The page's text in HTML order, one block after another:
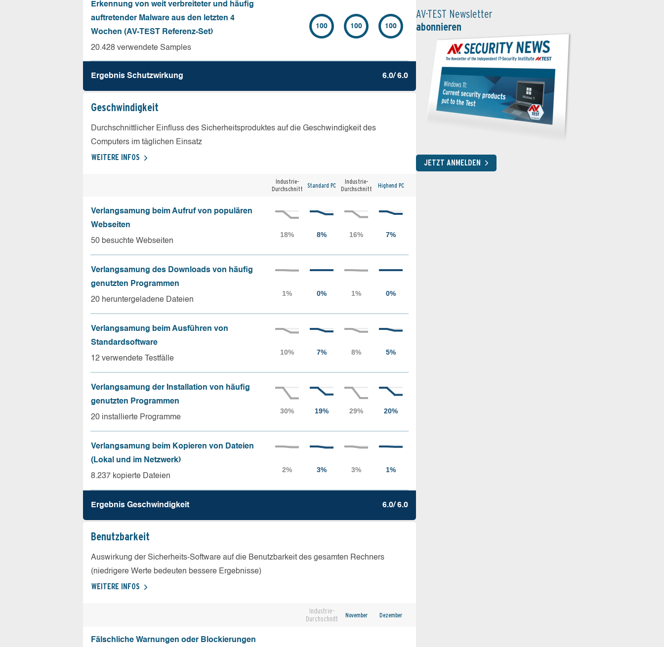
Erkennung von weit verbreiteter und häufig
auftretender Malware aus den letzten 4
Wochen (AV-TEST Referenz-Set)
20.428 verwendete Samples
100 100 100
Ergebnis Schutz­wirkung 6.0/ 6.0
Geschw­indigkeit
Durchschnittlicher Einfluss des Sicherheitsproduktes auf die Geschwindigkeit des
Computers im täglichen Einsatz
WEITERE INFOS
Industrie-
Durchschnitt
Standard PC
Industrie-
Durchschnitt
Highend PC
Verlangsamung beim Aufruf von populären
Webseiten
50 besuchte Webseiten
Verlangsamung des Downloads von häufig
genutzten Programmen
20 heruntergeladene Dateien
Verlangsamung beim Ausführen von
Standardsoftware
12 verwendete Testfälle
Verlangsamung der Installation von häufig
genutzten Programmen
20 installierte Programme
Verlangsamung beim Kopieren von Dateien
(Lokal und im Netzwerk)
8.237 kopierte Dateien
Ergebnis Geschw­indigkeit 6.0/ 6.0
Benutz­barkeit
Auswirkung der Sicherheits-Software auf die Benutzbarkeit des gesamten Rechners
(niedrigere Werte bedeuten bessere Ergebnisse)
WEITERE INFOS
Industrie-
Durchschnitt
November Dezember
Fälschliche Warnungen oder Blockierungen
AV-TEST Newsletter
abonnieren
JETZT ANMELDEN